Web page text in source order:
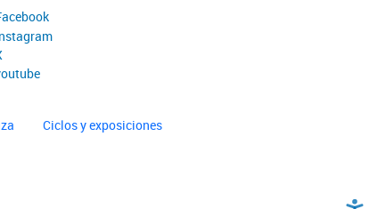
Ciclos y exposiciones